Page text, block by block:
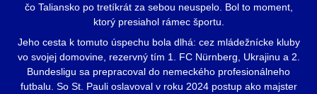
čo Taliansko po tretíkrát za sebou neuspelo. Bol to moment,
ktorý presiahol rámec športu.
Jeho cesta k tomuto úspechu bola dlhá: cez mládežnícke kluby
vo svojej domovine, rezervný tím 1. FC Nürnberg, Ukrajinu a 2.
Bundesligu sa prepracoval do nemeckého profesionálneho
futbalu. So St. Pauli oslavoval v roku 2024 postup ako majster